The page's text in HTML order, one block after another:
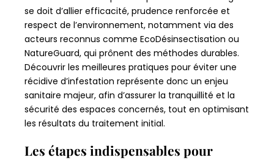
se doit d’allier efficacité, prudence renforcée et
respect de l’environnement, notamment via des
acteurs reconnus comme EcoDésinsectisation ou
NatureGuard, qui prônent des méthodes durables.
Découvrir les meilleures pratiques pour éviter une
récidive d’infestation représente donc un enjeu
sanitaire majeur, afin d’assurer la tranquillité et la
sécurité des espaces concernés, tout en optimisant
les résultats du traitement initial.
Les étapes indispensables pour